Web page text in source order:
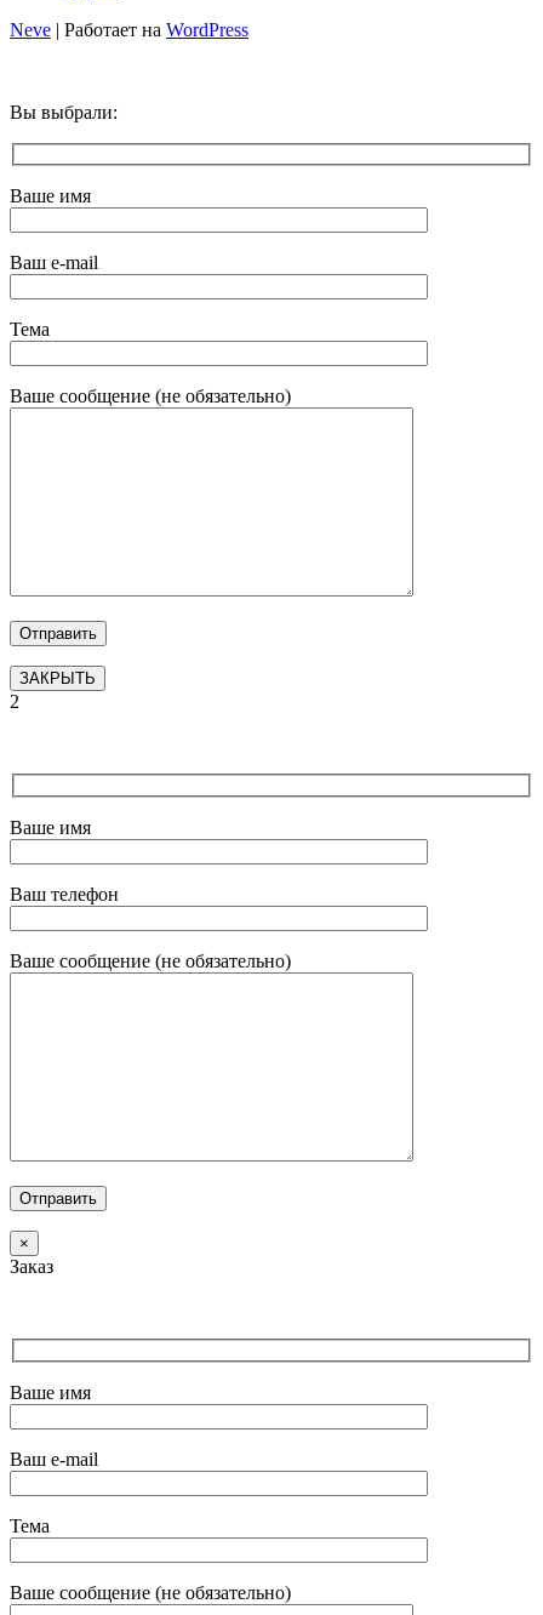
Neve | Работает на WordPress
Вы выбрали:
Ваше имя
Ваш e-mail
Тема
Ваше сообщение (не обязательно)
ЗАКРЫТЬ
2
Ваше имя
Ваш телефон
Ваше сообщение (не обязательно)
×
Заказ
Ваше имя
Ваш e-mail
Тема
Ваше сообщение (не обязательно)